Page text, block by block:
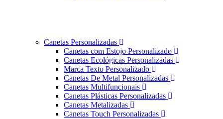
Canetas Personalizadas
Canetas com Estojo Personalizado
Canetas Ecológicas Personalizadas
Marca Texto Personalizado
Canetas De Metal Personalizadas
Canetas Multifuncionais
Canetas Plásticas Personalizadas
Canetas Metalizadas
Canetas Touch Personalizadas